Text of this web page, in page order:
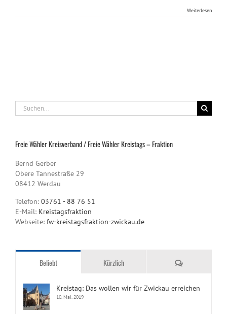
Weiterlesen
Suche
nach:
Freie Wähler Kreisverband / Freie Wähler Kreistags – Fraktion
Bernd Gerber
Obere Tannestraße 29
08412 Werdau
Telefon: 03761 - 88 76 51
E-Mail: Kreistagsfraktion
Webseite: fw-kreistagsfraktion-zwickau.de
Beliebt Kürzlich Kommentare
Kreistag: Das wollen wir für Zwickau erreichen
10. Mai, 2019